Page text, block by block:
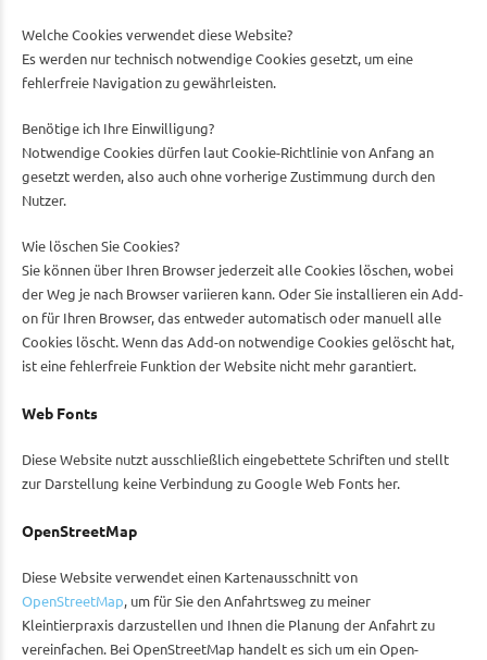
Welche Cookies verwendet diese Website?
Es werden nur technisch notwendige Cookies gesetzt, um eine
fehlerfreie Navigation zu gewährleisten.
Benötige ich Ihre Einwilligung?
Notwendige Cookies dürfen laut Cookie-Richtlinie von Anfang an
gesetzt werden, also auch ohne vorherige Zustimmung durch den
Nutzer.
Wie löschen Sie Cookies?
Sie können über Ihren Browser jederzeit alle Cookies löschen, wobei
der Weg je nach Browser variieren kann. Oder Sie installieren ein Add-
on für Ihren Browser, das entweder automatisch oder manuell alle
Cookies löscht. Wenn das Add-on notwendige Cookies gelöscht hat,
ist eine fehlerfreie Funktion der Website nicht mehr garantiert.
Web Fonts
Diese Website nutzt ausschließlich eingebettete Schriften und stellt
zur Darstellung keine Verbindung zu Google Web Fonts her.
OpenStreetMap
Diese Website verwendet einen Kartenausschnitt von
OpenStreetMap, um für Sie den Anfahrtsweg zu meiner
Kleintierpraxis darzustellen und Ihnen die Planung der Anfahrt zu
vereinfachen. Bei OpenStreetMap handelt es sich um ein Open-